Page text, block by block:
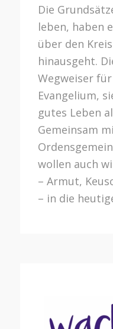
Die
leben, haben
über den
hinausgeht.
Wegweiser
Evangelium,
gutes Leben
Gemeinsam
wollen auch
– Armut,
– in die